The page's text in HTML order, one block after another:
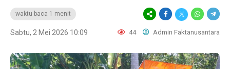
waktu baca 1 menit
Sabtu, 2 Mei 2026 10:09 44 Admin Faktanusantara